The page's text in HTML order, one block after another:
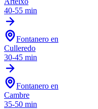
40-55 min
Fontanero en
Culleredo
30-45 min
Fontanero en
Cambre
35-50 min